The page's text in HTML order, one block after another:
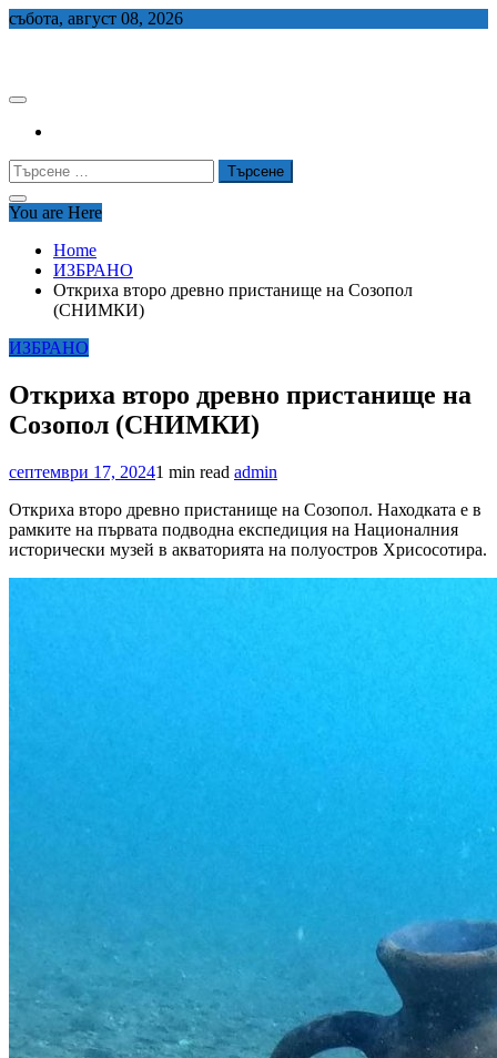
Skip
събота, август 08, 2026
Търсене
за:
You are Here
Home
ИЗБРАНО
Откриха второ древно пристанище на Созопол
(СНИМКИ)
ИЗБРАНО
Откриха второ древно пристанище на
Созопол (СНИМКИ)
септември 17, 20241 min read admin
Откриха второ древно пристанище на Созопол. Находката е в
рамките на първата подводна експедиция на Националния
исторически музей в акваторията на полуостров Хрисосотира.